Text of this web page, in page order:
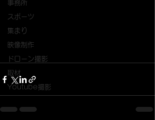
事務所
スポーツ
集まり
映像制作
ドローン撮影
取材
Youtube撮影